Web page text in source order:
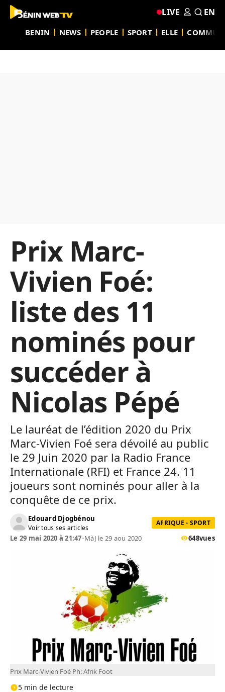
BENIN NEWS PEOPLE SPORT ELLE
LIVE EN
Prix Marc-
Vivien Foé:
liste des 11
nominés pour
succéder à
Nicolas Pépé
Le lauréat de l’édition 2020 du Prix
Marc-Vivien Foé sera dévoilé au public
le 29 Juin 2020 par la Radio France
Internationale (RFI) et France 24. 11
joueurs sont nominés pour aller à la
conquête de ce prix.
Edouard Djogbénou
Voir tous ses articles
AFRIQUE - SPORT
Le 29 mai 2020 à 21:47•MàJ le 29 aou 2020 648vues
Prix Marc-Vivien Foé Ph: Afrik Foot
5 min de lecture